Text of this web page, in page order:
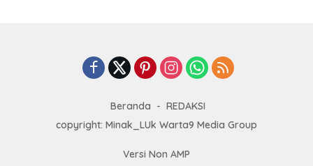
Beranda
REDAKSI
copyright: Minak_LUk Warta9 Media Group
Versi Non AMP